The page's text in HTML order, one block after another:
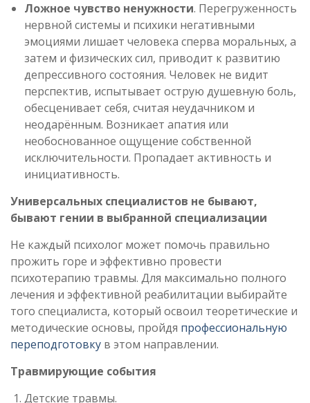
Ложное чувство ненужности. Перегруженность
нервной системы и психики негативными
эмоциями лишает человека сперва моральных, а
затем и физических сил, приводит к развитию
депрессивного состояния. Человек не видит
перспектив, испытывает острую душевную боль,
обесценивает себя, считая неудачником и
неодарённым. Возникает апатия или
необоснованное ощущение собственной
исключительности. Пропадает активность и
инициативность.
Универсальных специалистов не бывают,
бывают гении в выбранной специализации
Не каждый психолог может помочь правильно
прожить горе и эффективно провести
психотерапию травмы. Для максимально полного
лечения и эффективной реабилитации выбирайте
того специалиста, который освоил теоретические и
методические основы, пройдя профессиональную
переподготовку в этом направлении.
Травмирующие события
Детские травмы.